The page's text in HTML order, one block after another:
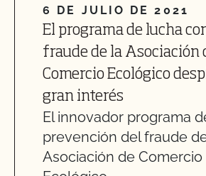
6 DE JULIO DE 2021
El programa de lucha
fraude de la Asociación
Comercio Ecológico
gran interés
El innovador programa
prevención del fraude
Asociación de Comercio